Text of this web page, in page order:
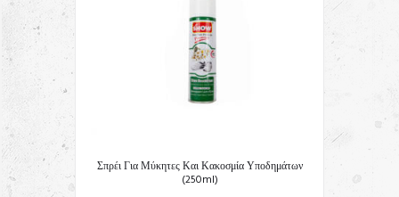
Σπρέι Για Μύκητες Και Κακοσμία Υποδημάτων
(250ml)